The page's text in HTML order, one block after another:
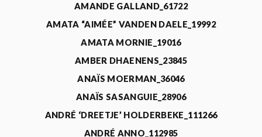
AMANDE GALLAND_61722
AMATA “AIMÉE” VANDEN DAELE_19992
AMATA MORNIE_19016
AMBER DHAENENS_23845
ANAÏS MOERMAN_36046
ANAÏS SASANGUIE_28906
ANDRÉ ‘DREETJE’ HOLDERBEKE_111266
ANDRÉ ANNO_112985